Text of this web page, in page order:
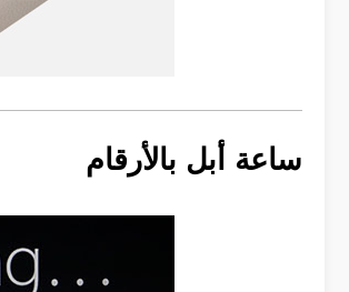
ساعة أبل بالأرقام